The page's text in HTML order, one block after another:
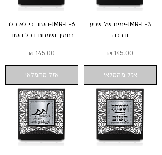
JMR-F-3-ימים של שפע
וברכה
מחיר
אזל מהמלאי
JMR-F-6-הטוב כי לא כלו
רחמיך ושמחת בכל הטוב
מחיר
אזל מהמלאי